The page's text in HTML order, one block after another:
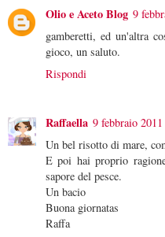
Olio e Aceto Blog 9
gamberetti, ed un'altra
gioco, un saluto.
Rispondi
Raffaella 9 febbraio
Un bel risotto di mare,
E poi hai proprio
sapore del pesce.
Un bacio
Buona giornatas
Raffa